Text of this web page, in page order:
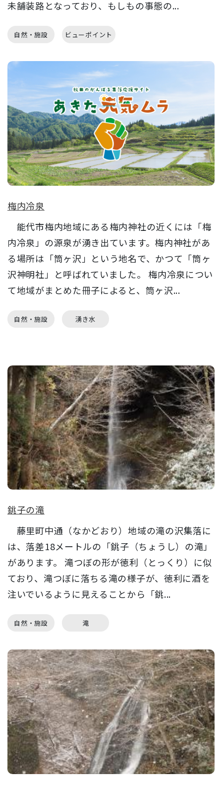
未舗装路となっており、もしもの事態の...
自然・施設 ビューポイント
梅内冷泉
能代市梅内地域にある梅内神社の近くには「梅
内冷泉」の源泉が湧き出ています。梅内神社があ
る場所は「筒ヶ沢」という地名で、かつて「筒ヶ
沢神明社」と呼ばれていました。 梅内冷泉につい
て地域がまとめた冊子によると、筒ヶ沢...
自然・施設 湧き水
銚子の滝
藤里町中通（なかどおり）地域の滝の沢集落に
は、落差18メートルの「銚子（ちょうし）の滝」
があります。 滝つぼの形が徳利（とっくり）に似
ており、滝つぼに落ちる滝の様子が、徳利に酒を
注いでいるように見えることから「銚...
自然・施設 滝